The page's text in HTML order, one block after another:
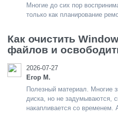
Многие до сих пор
только как планирование
Как очистить
файлов и
2026-07-27
Егор М.
Полезный материал. Многие
диска, но не задумываются,
накапливается со временем.